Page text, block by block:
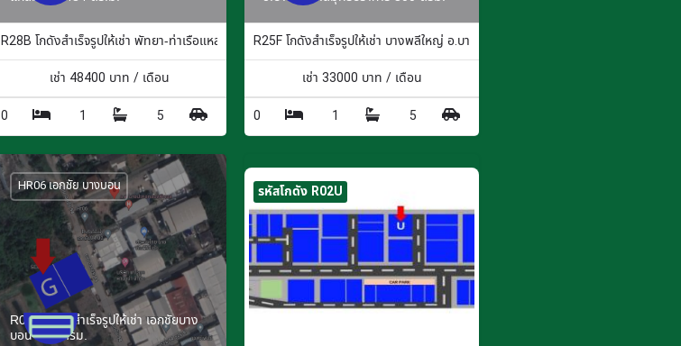
R28B โกดังสำเร็จรูปให้เช่า พัทยา-ท่าเรือแหลมฉบัง 484 ตร.ม.
เช่า 48400 บาท / เดือน
0
1 5
R25F โกดังสำเร็จรูปให้เช่า บางพลีใหญ่ อ.บางพลี จ.สมุทรปราการ 300 ตรม.
เช่า 33000 บาท / เดือน
0
1 5
R06G โกดังสำเร็จรูปให้เช่า เอกชัยบาง
บอน 400 ตรม.
HR06 เอกชัย บางบอน รหัสโกดัง R02U